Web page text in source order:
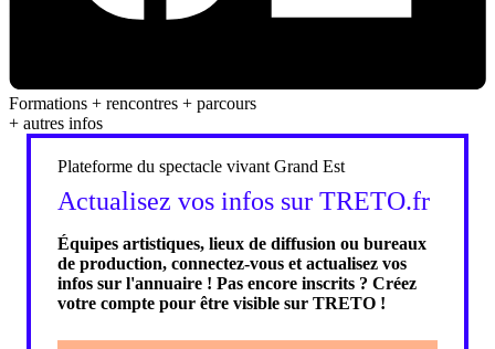
Formations + rencontres + parcours
+ autres infos
Plateforme du spectacle vivant Grand Est
Actualisez vos infos sur TRETO.fr
Équipes artistiques, lieux de diffusion ou bureaux
de production, connectez-vous et actualisez vos
infos sur l'annuaire ! Pas encore inscrits ? Créez
votre compte pour être visible sur TRETO !